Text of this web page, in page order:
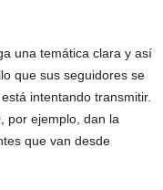
una temática clara y así
que sus seguidores se
intentando transmitir.
por ejemplo, dan la
que van desde